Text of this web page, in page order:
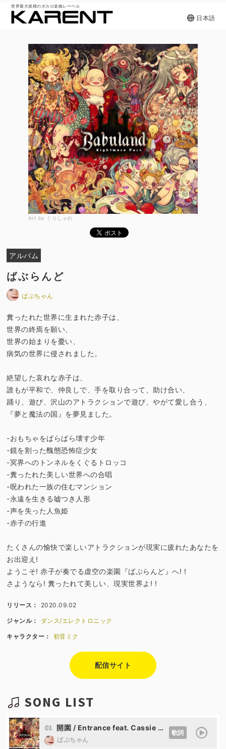
世界最大規模のボカロ楽曲レーベル
日本語
Art by ぐりしゃれ
アルバム
ばぶらんど
ばぶちゃん
糞ったれた世界に生まれた赤子は、
世界の終焉を願い、
世界の始まりを憂い、
病気の世界に侵されました。
絶望した哀れな赤子は、
誰もが平和で、仲良しで、手を取り合って、助け合い、
踊り、遊び、沢山のアトラクションで遊び、やがて愛し合う、
『夢と魔法の国』を夢見ました。
-おもちゃをぱらぱら壊す少年
-鏡を割った醜態恐怖症少女
-冥界へのトンネルをくぐるトロッコ
-糞ったれた美しい世界への合唱
-呪われた一族の住むマンション
-永遠を生きる嘘つき人形
-声を失った人魚姫
-赤子の行進
たくさんの愉快で楽しいアトラクションが現実に疲れたあなたを
お出迎え!
ようこそ! 赤子が奏でる虚空の楽園『ばぶらんど』へ! !
さようなら! 糞ったれて美しい、現実世界よ! !
リリース： 2020.09.02
ジャンル： ダンス/エレクトロニック
キャラクター： 初音ミク
配信サイト
SONG LIST
01 開園 / Entrance feat. Cassie Wei from Mili
ばぶちゃん
歌詞